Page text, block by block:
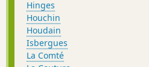
Hinges
Houchin
Houdain
Isbergues
La Comté